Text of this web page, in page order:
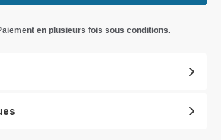
en plusieurs fois sous conditions.